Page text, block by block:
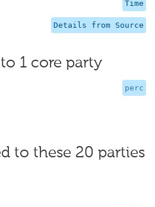
Time
Details from Source
1 core party
perc
to these 20 parties